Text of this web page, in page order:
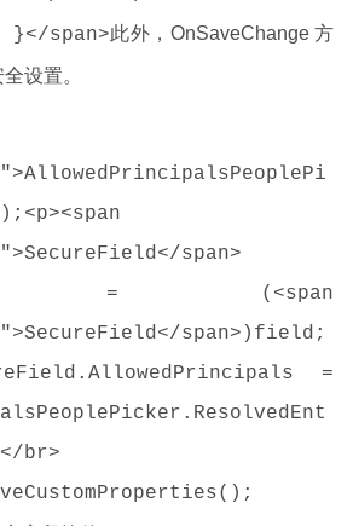
span>此外，OnSaveChange 方
设置。
span>
= (<span
span>)field;
=
br>